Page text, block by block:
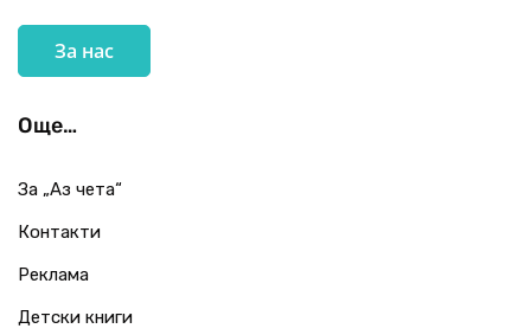
За нас
Още…
За „Аз чета“
Контакти
Реклама
Детски книги